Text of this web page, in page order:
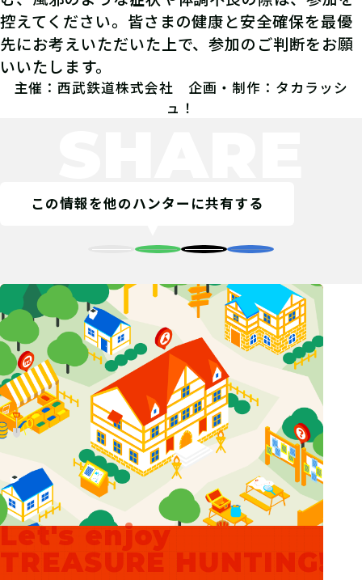
控えてください。皆さまの健康と安全確保を最優
先にお考えいただいた上で、参加のご判断をお願
いいたします。
主催：西武鉄道株式会社 企画・制作：タカラッシ
ュ！
この情報を他のハンターに共有する
Let's enjoy
TREASURE HUNTING!